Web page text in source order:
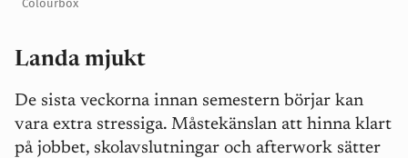
Colourbox
Landa mjukt
De sista veckorna innan semestern börjar kan
vara extra stressiga. Måstekänslan att hinna klart
på jobbet, skolavslutningar och afterwork sätter